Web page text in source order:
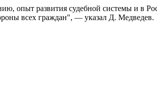
опыт развития судебной системы и в
всех граждан", — указал Д. Медведев.